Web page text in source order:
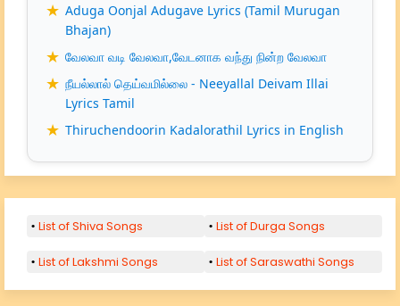
Aduga Oonjal Adugave Lyrics (Tamil Murugan
Bhajan)
வேலவா வடி வேலவா,வேடனாக வந்து நின்ற வேலவா
நீயல்லால் தெய்வமில்லை - Neeyallal Deivam Illai
Lyrics Tamil
Thiruchendoorin Kadalorathil Lyrics in English
List of Shiva Songs List of Durga Songs
List of Lakshmi Songs List of Saraswathi Songs